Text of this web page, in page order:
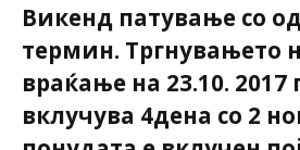
Викенд патување со
термин. Тргнувањето
враќање на 23.10. 2017
вклучува 4дена со 2